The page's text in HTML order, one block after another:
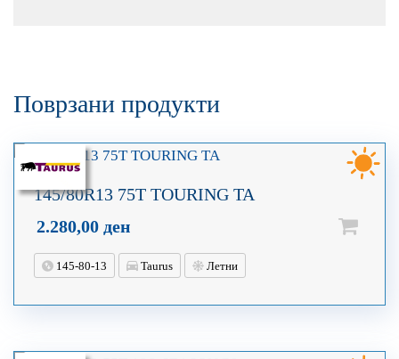
Поврзани продукти
145/80R13 75T TOURING TA
2.280,00 ден
145-80-13 Taurus Летни